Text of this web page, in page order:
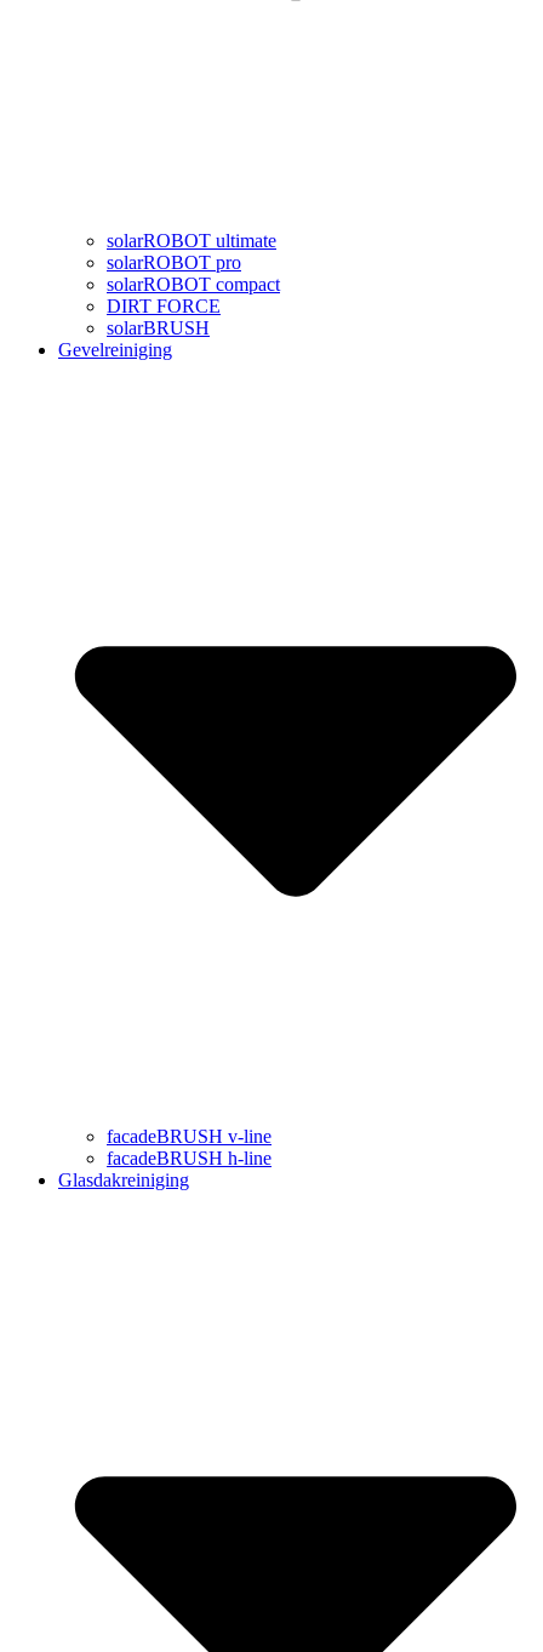
solarROBOT ultimate
solarROBOT pro
solarROBOT compact
DIRT FORCE
solarBRUSH
Gevelreiniging
facadeBRUSH v-line
facadeBRUSH h-line
Glasdakreiniging